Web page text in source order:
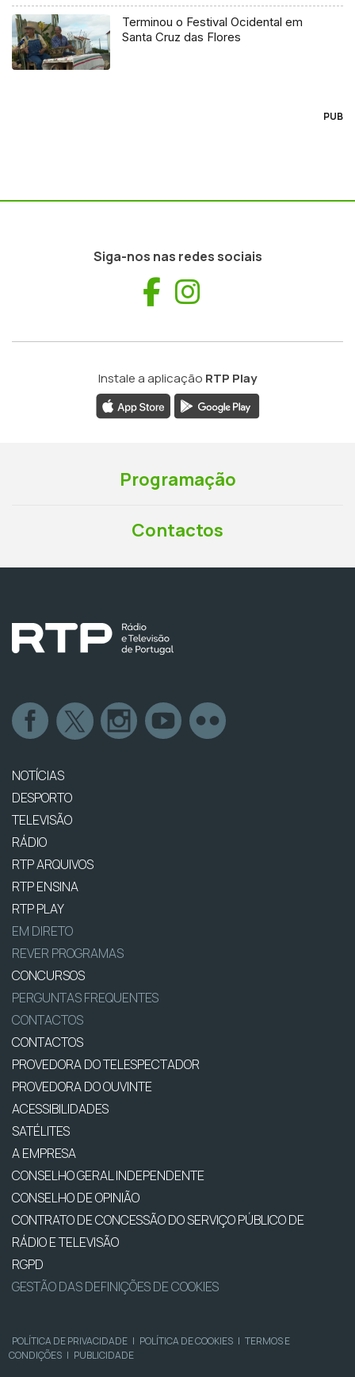
Terminou o Festival Ocidental em
Santa Cruz das Flores
PUB
Siga-nos nas redes sociais
Facebook
Instale a aplicação RTP Play
Programação
Contactos
NOTÍCIAS
DESPORTO
TELEVISÃO
RÁDIO
RTP ARQUIVOS
RTP ENSINA
RTP PLAY
EM DIRETO
REVER PROGRAMAS
CONCURSOS
PERGUNTAS FREQUENTES
CONTACTOS
CONTACTOS
PROVEDORA DO TELESPECTADOR
PROVEDORA DO OUVINTE
ACESSIBILIDADES
SATÉLITES
A EMPRESA
CONSELHO GERAL INDEPENDENTE
CONSELHO DE OPINIÃO
CONTRATO DE CONCESSÃO DO SERVIÇO PÚBLICO DE
RÁDIO E TELEVISÃO
RGPD
GESTÃO DAS DEFINIÇÕES DE COOKIES
POLÍTICA DE PRIVACIDADE | POLÍTICA DE COOKIES | TERMOS E
CONDIÇÕES | PUBLICIDADE